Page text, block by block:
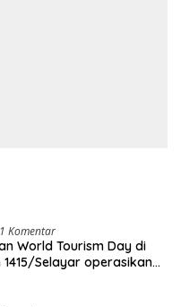
1 Komentar
World Tourism Day di
1415/Selayar operasikan